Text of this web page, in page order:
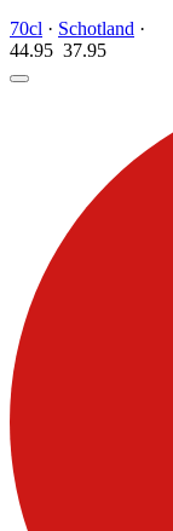
70cl · Schotland ·
44.95 37.95